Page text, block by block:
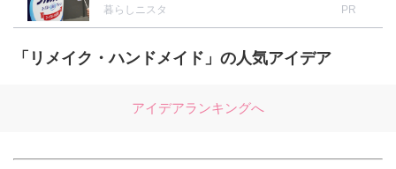
暮らしニスタ PR
「リメイク・ハンドメイド」の人気アイデア
アイデアランキングへ